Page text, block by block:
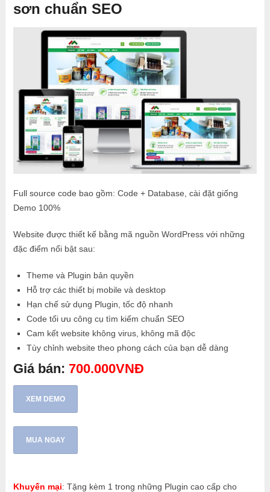
sơn chuẩn SEO
Full source code bao gồm: Code + Database, cài đặt giống
Demo 100%
Website được thiết kế bằng mã nguồn WordPress với những
đặc điểm nổi bật sau:
Theme và Plugin bản quyền
Hỗ trợ các thiết bị mobile và desktop
Hạn chế sử dụng Plugin, tốc độ nhanh
Code tối ưu công cụ tìm kiếm chuẩn SEO
Cam kết website không virus, không mã độc
Tùy chỉnh website theo phong cách của bạn dễ dàng
Giá bán: 700.000VNĐ
XEM DEMO
MUA NGAY
Khuyến mại: Tặng kèm 1 trong những Plugin cao cấp cho